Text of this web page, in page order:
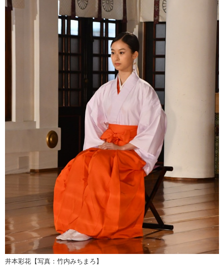
ショッピング その他
井本彩花【写真：竹内みちまろ】